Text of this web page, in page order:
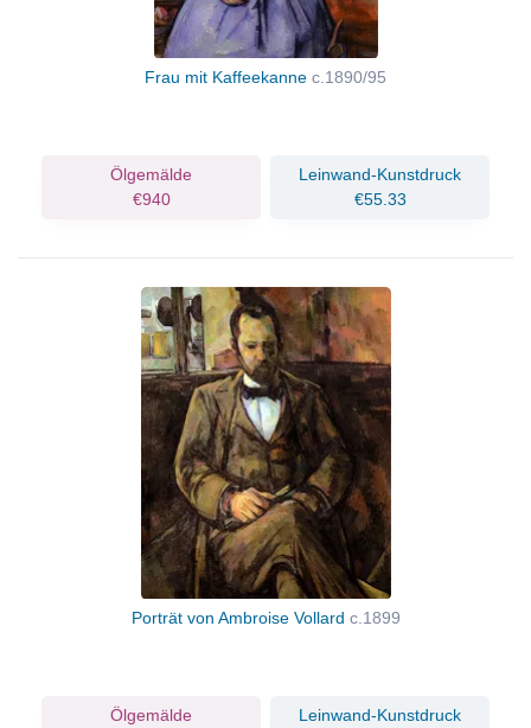
Frau mit Kaffeekanne c.1890/95
Ölgemälde
€940
Leinwand-Kunstdruck
€55.33
Porträt von Ambroise Vollard c.1899
Ölgemälde
Leinwand-Kunstdruck